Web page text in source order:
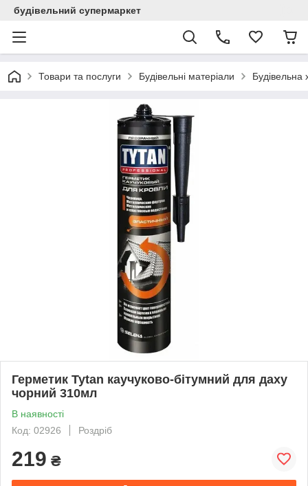
будівельний супермаркет
Товари та послуги Будівельні матеріали Будівельна
Герметик Tytan каучуково-бітумний для даху
чорний 310мл
В наявності
Код: 02926
Роздріб
219 ₴